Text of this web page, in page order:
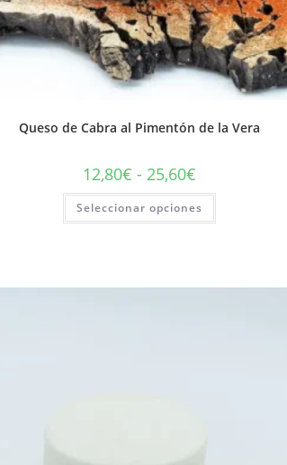
Queso de Cabra al Pimentón de la Vera
12,80€ - 25,60€
Seleccionar opciones